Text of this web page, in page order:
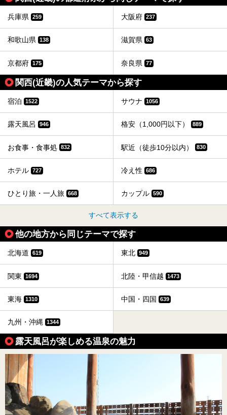
そんな見どころ満載のスパで、さっそく入浴体験してきまし
兵庫県 259 大阪府 237
和歌山県 138 滋賀県 63
京都府 175 奈良県 77
関西(近畿)の人気テーマから探す
宿泊 1522 サウナ 1056
露天風呂 946 格安（1,000円以下） 889
お食事・食事処 832 駅近（徒歩10分以内） 830
ホテル 727 冷え性 686
ひとり旅・一人旅 668 カップル 590
すべて表示する
他の地方から同じテーマで探す
北海道 619 東北 949
関東 1694 北陸・甲信越 1473
東海 1310 中国・四国 639
九州・沖縄 1344
露天風呂が楽しめる温泉の魅力